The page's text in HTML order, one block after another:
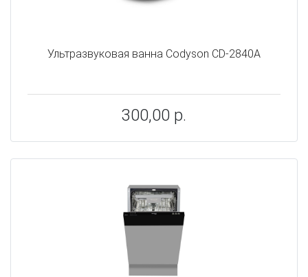
Ультразвуковая ванна Codyson CD-2840A
300,00 р.